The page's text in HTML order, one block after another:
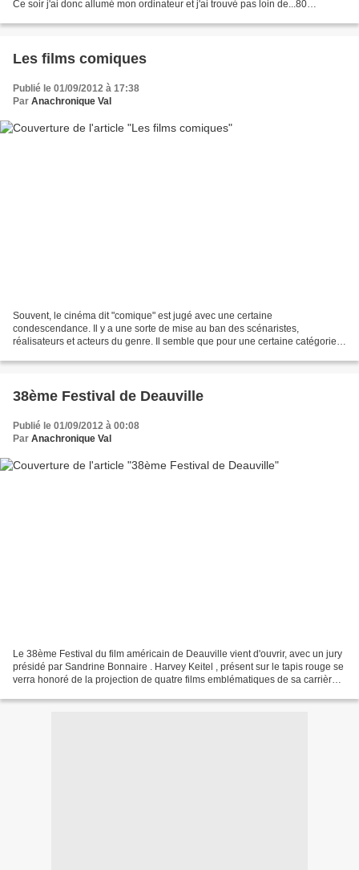
Ce soir j'ai donc allumé mon ordinateur et j'ai trouvé pas loin de...80
Les films comiques
Publié le 01/09/2012 à 17:38
Par Anachronique Val
Souvent, le cinéma dit "comique" est jugé avec une certaine
condescendance. Il y a une sorte de mise au ban des scénaristes,
réalisateurs et acteurs du genre. Il semble que pour une certaine catégorie
38ème Festival de Deauville
Publié le 01/09/2012 à 00:08
Par Anachronique Val
Le 38ème Festival du film américain de Deauville vient d'ouvrir, avec un jury
présidé par Sandrine Bonnaire . Harvey Keitel , présent sur le tapis rouge se
verra honoré de la projection de quatre films emblématiques de sa carrière :